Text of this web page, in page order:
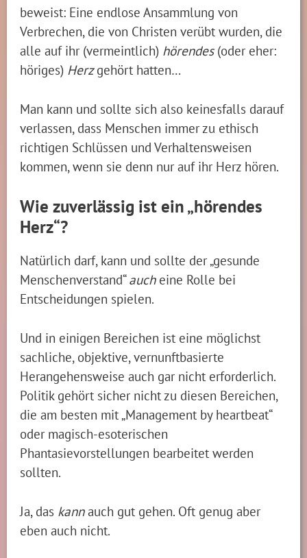
beweist: Eine endlose Ansammlung von
Verbrechen, die von Christen verübt wurden, die
alle auf ihr (vermeintlich) hörendes(oder eher:
höriges) Herzgehört hatten…
Man kann und sollte sich also keinesfalls darauf
verlassen, dass Menschen immer zu ethisch
richtigen Schlüssen und Verhaltensweisen
kommen, wenn sie denn nur auf ihr Herz hören.
Wie zuverlässig ist ein „hörendes
Herz“?
Natürlich darf, kann und sollte der „gesunde
Menschenverstand“auch eine Rolle bei
Entscheidungen spielen.
Und in einigen Bereichen ist eine möglichst
sachliche, objektive, vernunftbasierte
Herangehensweise auch gar nicht erforderlich.
Politik gehört sicher nicht zu diesen Bereichen,
die am besten mit „Management by heartbeat“
oder magisch-esoterischen
Phantasievorstellungen bearbeitet werden
sollten.
Ja, das kannauch gut gehen. Oft genug aber
eben auch nicht.